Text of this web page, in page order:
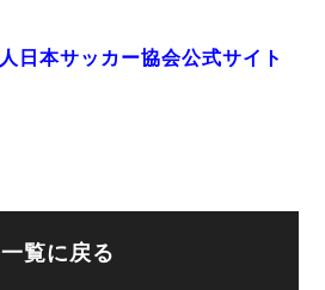
日本サッカー協会公式サイト
一覧に戻る